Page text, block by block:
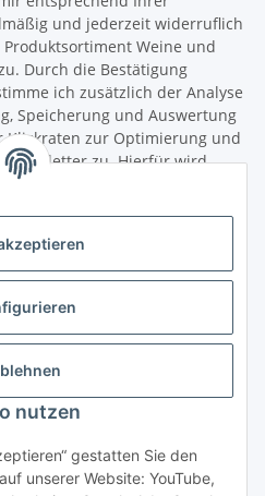
nutzen
gestatten Sie den
unserer Website: YouTube,
und jederzeit widerruflich
Weine und
Durch die Bestätigung
ich zusätzlich der Analyse
Speicherung und Auswertung
zur Optimierung und
Newsletter zu. Hierfür wird
in pseudonymisierter Form
den Link in unserem Newsletter
/ widerrufen.